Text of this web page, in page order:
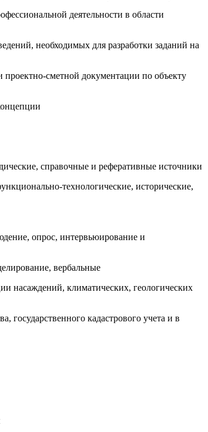
деятельности в области
необходимых для разработки заданий на
сметной документации по объекту
справочные и реферативные источники
технологические, исторические,
опрос, интервьюирование и
вербальные
насаждений, климатических, геологических
государственного кадастрового учета и в